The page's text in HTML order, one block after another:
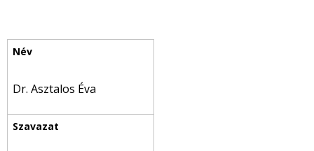
Dr. Asztalos Éva